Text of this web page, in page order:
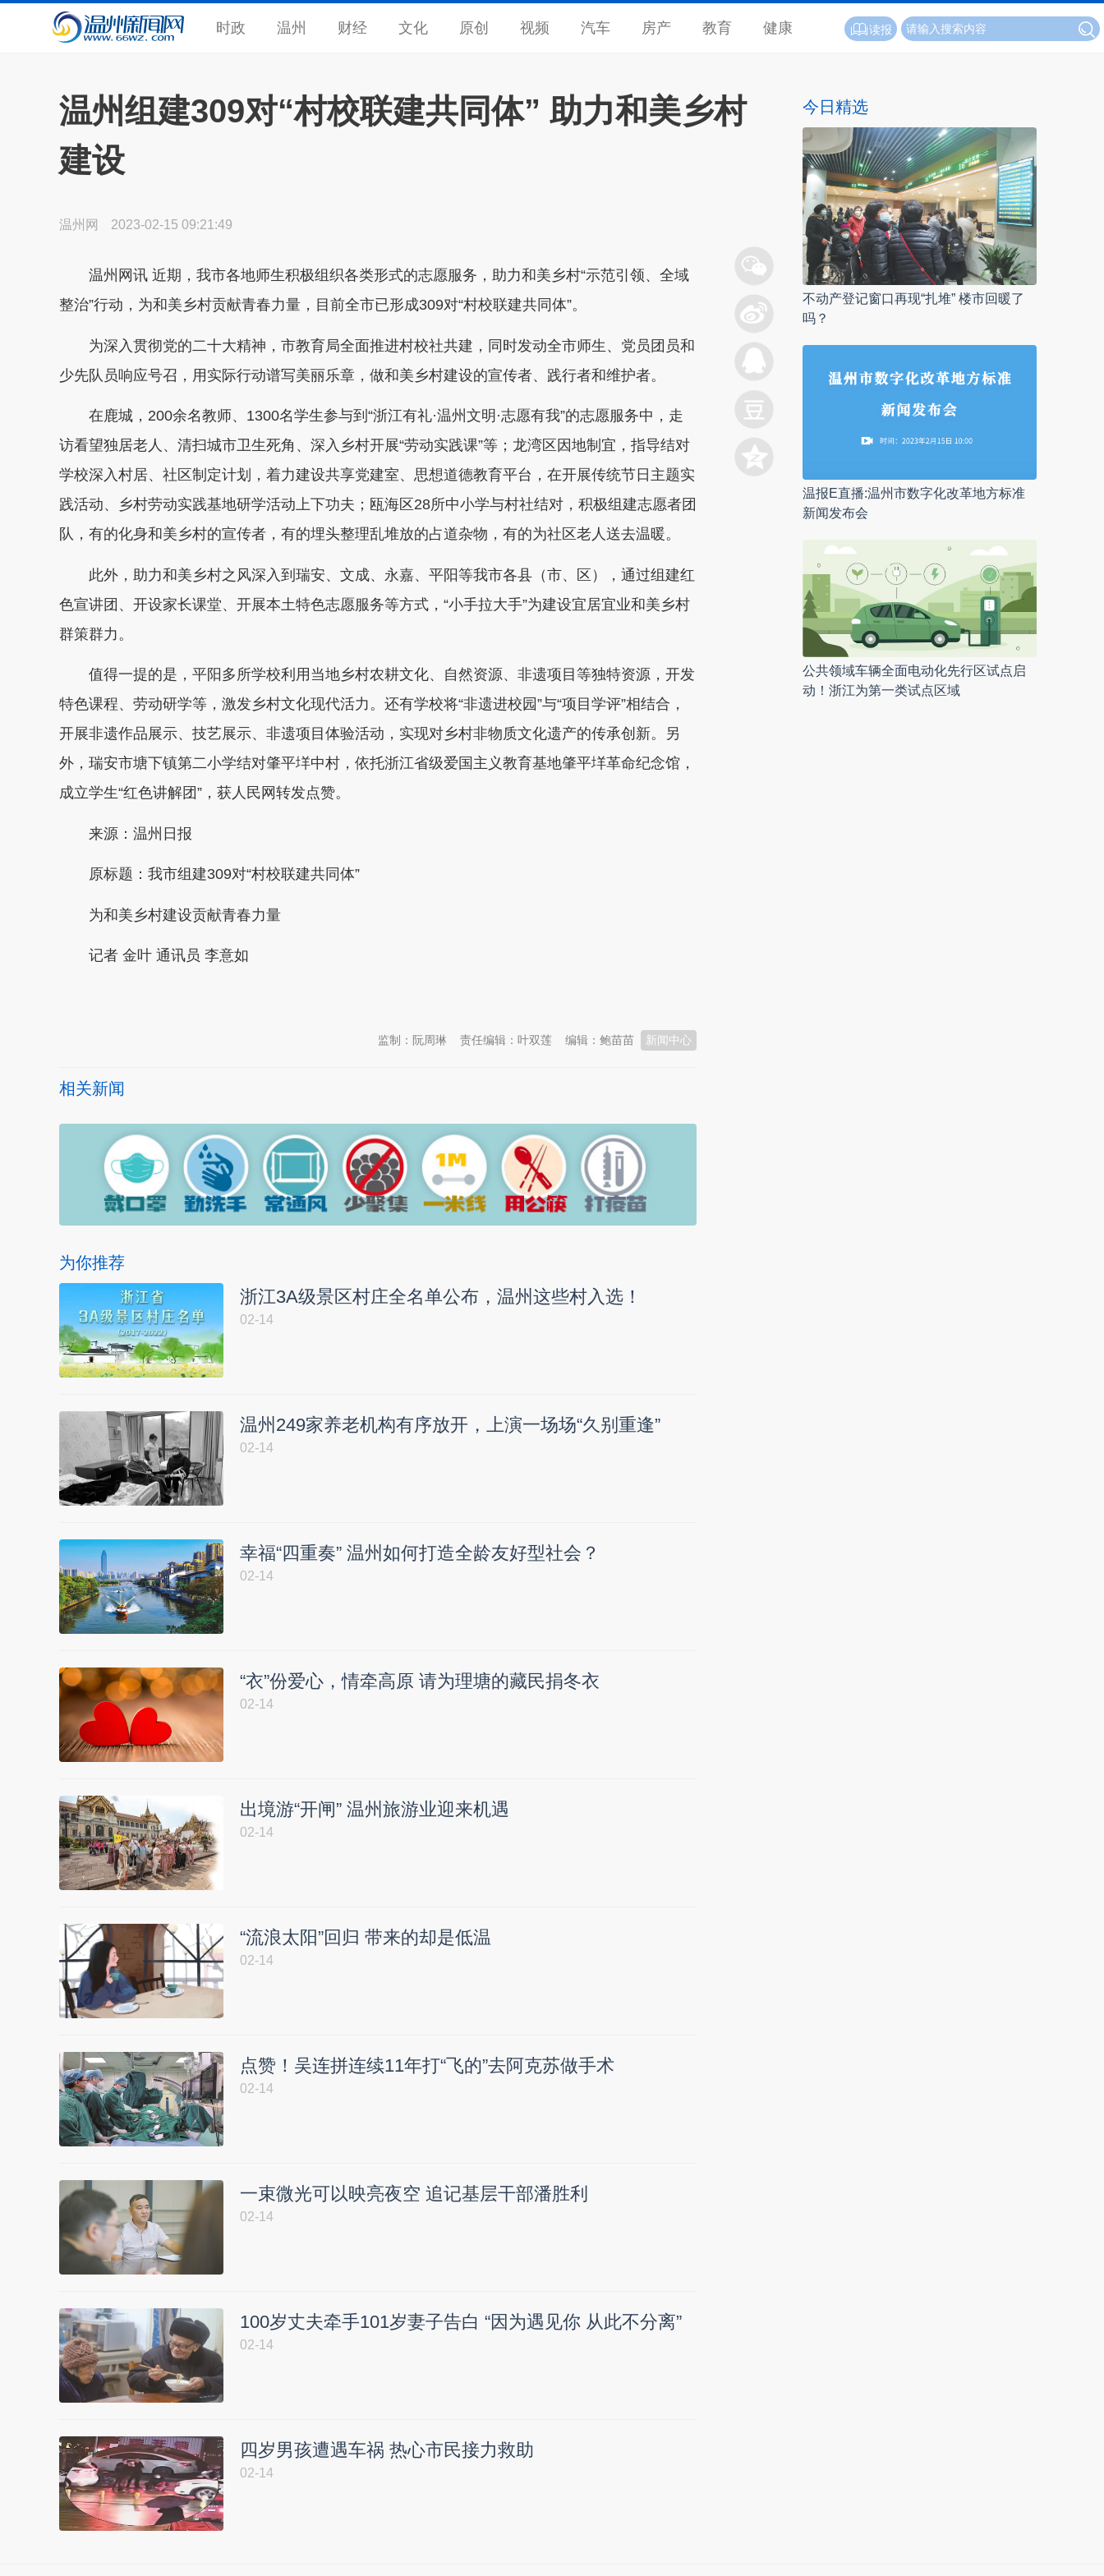
时政 温州 财经 文化 原创 视频 汽车 房产 教育 健康 读报
温州组建309对“村校联建共同体” 助力和美乡村
建设
温州网 2023-02-15 09:21:49
温州网讯 近期，我市各地师生积极组织各类形式的志愿服务，助力和美乡村“示范引领、全域
整治”行动，为和美乡村贡献青春力量，目前全市已形成309对“村校联建共同体”。
为深入贯彻党的二十大精神，市教育局全面推进村校社共建，同时发动全市师生、党员团员和
少先队员响应号召，用实际行动谱写美丽乐章，做和美乡村建设的宣传者、践行者和维护者。
在鹿城，200余名教师、1300名学生参与到“浙江有礼·温州文明·志愿有我”的志愿服务中，走
访看望独居老人、清扫城市卫生死角、深入乡村开展“劳动实践课”等；龙湾区因地制宜，指导结对
学校深入村居、社区制定计划，着力建设共享党建室、思想道德教育平台，在开展传统节日主题实
践活动、乡村劳动实践基地研学活动上下功夫；瓯海区28所中小学与村社结对，积极组建志愿者团
队，有的化身和美乡村的宣传者，有的埋头整理乱堆放的占道杂物，有的为社区老人送去温暖。
此外，助力和美乡村之风深入到瑞安、文成、永嘉、平阳等我市各县（市、区），通过组建红
色宣讲团、开设家长课堂、开展本土特色志愿服务等方式，“小手拉大手”为建设宜居宜业和美乡村
群策群力。
值得一提的是，平阳多所学校利用当地乡村农耕文化、自然资源、非遗项目等独特资源，开发
特色课程、劳动研学等，激发乡村文化现代活力。还有学校将“非遗进校园”与“项目学评”相结合，
开展非遗作品展示、技艺展示、非遗项目体验活动，实现对乡村非物质文化遗产的传承创新。另
外，瑞安市塘下镇第二小学结对肇平垟中村，依托浙江省级爱国主义教育基地肇平垟革命纪念馆，
成立学生“红色讲解团”，获人民网转发点赞。
来源：温州日报
原标题：我市组建309对“村校联建共同体”
为和美乡村建设贡献青春力量
记者 金叶 通讯员 李意如
新闻中心
编辑：鲍苗苗
责任编辑：叶双莲
监制：阮周琳
相关新闻
为你推荐
浙江3A级景区村庄全名单公布，温州这些村入选！
02-14
温州249家养老机构有序放开，上演一场场“久别重逢”
02-14
幸福“四重奏” 温州如何打造全龄友好型社会？
02-14
“衣”份爱心，情牵高原 请为理塘的藏民捐冬衣
02-14
出境游“开闸” 温州旅游业迎来机遇
02-14
“流浪太阳”回归 带来的却是低温
02-14
点赞！吴连拼连续11年打“飞的”去阿克苏做手术
02-14
一束微光可以映亮夜空 追记基层干部潘胜利
02-14
100岁丈夫牵手101岁妻子告白 “因为遇见你 从此不分离”
02-14
四岁男孩遭遇车祸 热心市民接力救助
02-14
今日精选
不动产登记窗口再现“扎堆” 楼市回暖了
吗？
温报E直播:温州市数字化改革地方标准
新闻发布会
公共领域车辆全面电动化先行区试点启
动！浙江为第一类试点区域